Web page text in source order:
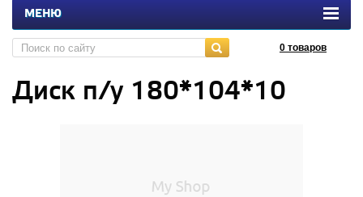
МЕНЮ
0 товаров
Диск п/у 180*104*10